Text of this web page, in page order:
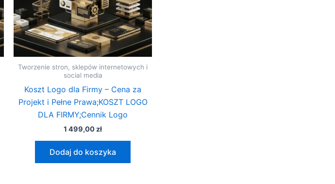
Tworzenie stron, sklepów internetowych i
social media
Koszt Logo dla Firmy – Cena za
Projekt i Pełne Prawa;KOSZT LOGO
DLA FIRMY;Cennik Logo
1 499,00 zł
Dodaj do koszyka